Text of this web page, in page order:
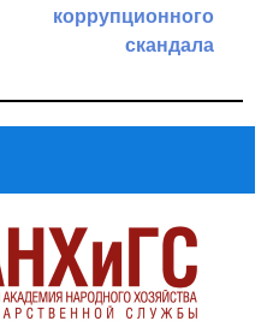
коррупционного
скандала